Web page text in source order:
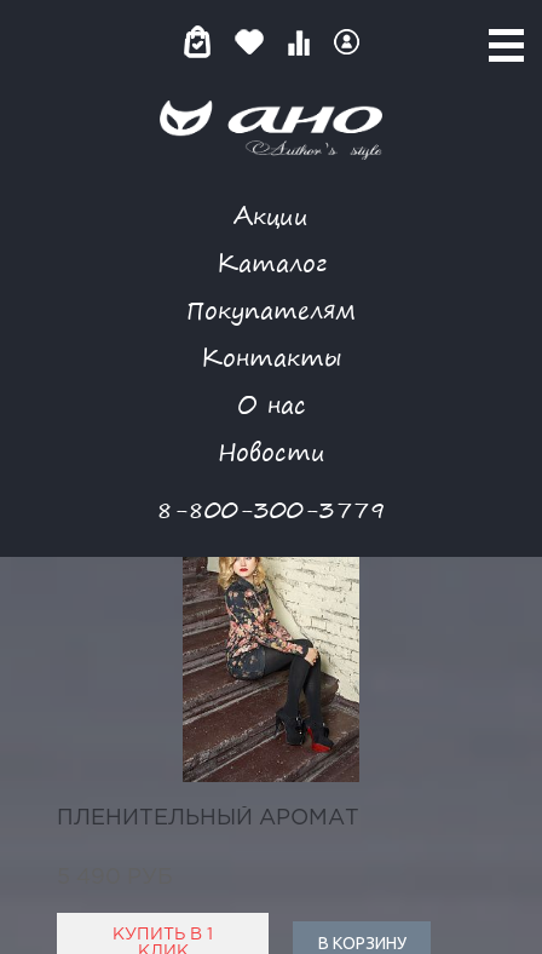
Акции
Каталог
Покупателям
Контакты
О нас
Новости
8-800-300-3779
КАТАЛОГ ТОВАРОВ
ПЛЕНИТЕЛЬНЫЙ АРОМАТ
КУПИТЬ В 1
В КОРЗИНУ